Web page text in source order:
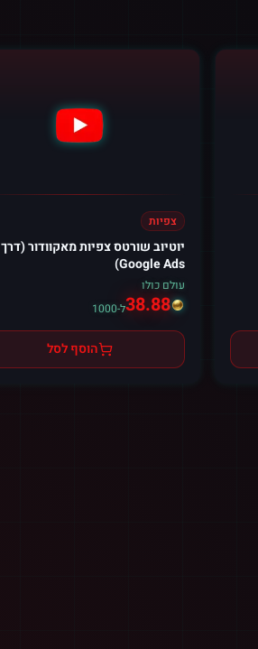
צפיות
יוטיוב שורטס צפיות מאקוודור (דרך
Google Ads)
עולם כולו
38.88ל-1000
הוסף לסל